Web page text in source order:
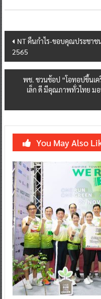
Post
navigation
NT คืนกำไร-ขอบคุณประชา
2565
พช. ชวนช้อป “โอทอปขึ้น
เล็ก ดี มีคุณภาพทั่วไทย ม
You May Also